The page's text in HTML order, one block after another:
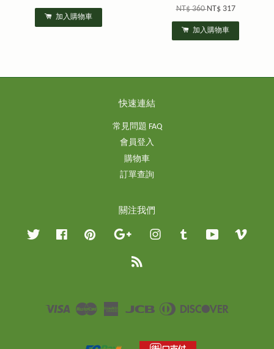
加入購物車
NT$ 360NT$ 317
加入購物車
快速連結
常見問題 FAQ
會員登入
購物車
訂單查詢
關注我們
Twitter Facebook Pinterest Google InstagramTumblr YouTube
Visa Master
American
JCB
Diners